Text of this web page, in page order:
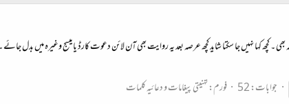
کہا نہیں جا سکتا شاید کچھ عرصہ بعد یہ روایت بھی آن لائن دعوت کارڈ یا میسج وغیرہ میں
جوابات: 52 فورم:تہنیتی پیغامات و دعائیہ کلمات